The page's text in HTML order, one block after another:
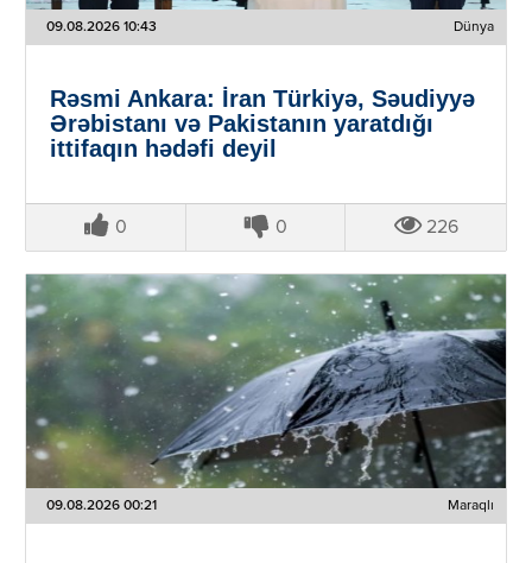
09.08.2026 10:43 Dünya
Rəsmi Ankara: İran Türkiyə, Səudiyyə
Ərəbistanı və Pakistanın yaratdığı
ittifaqın hədəfi deyil
0 0 226
09.08.2026 00:21 Maraqlı